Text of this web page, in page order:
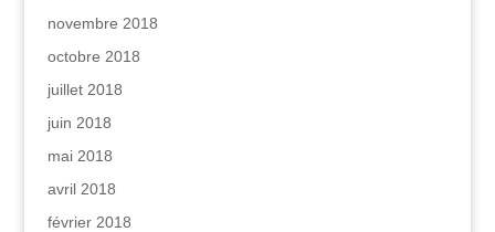
novembre 2018
octobre 2018
juillet 2018
juin 2018
mai 2018
avril 2018
février 2018